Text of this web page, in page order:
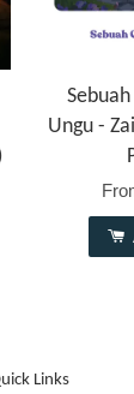
Ungu -
Links